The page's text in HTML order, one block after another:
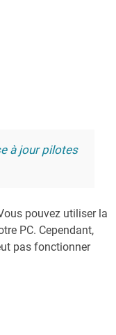
à jour pilotes
pouvez utiliser la
PC. Cependant,
pas fonctionner